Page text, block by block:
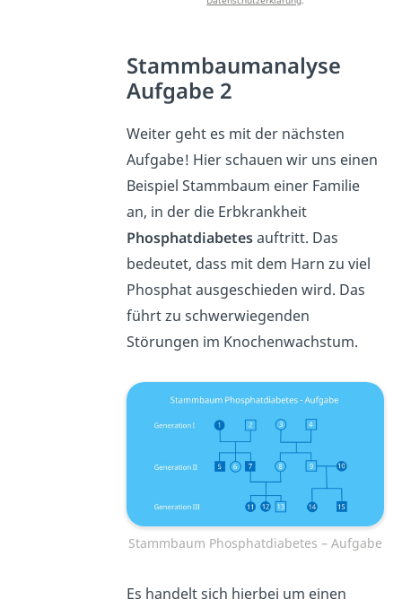
Stammbaumanalyse
Aufgabe 2
Weiter geht es mit der nächsten
Aufgabe! Hier schauen wir uns einen
Beispiel Stammbaum einer Familie
an, in der die Erbkrankheit
Phosphatdiabetesauftritt. Das
bedeutet, dass mit dem Harn zu viel
Phosphat ausgeschieden wird. Das
führt zu schwerwiegenden
Störungen im Knochenwachstum.
Stammbaum Phosphatdiabetes – Aufgabe
Es handelt sich hierbei um einen